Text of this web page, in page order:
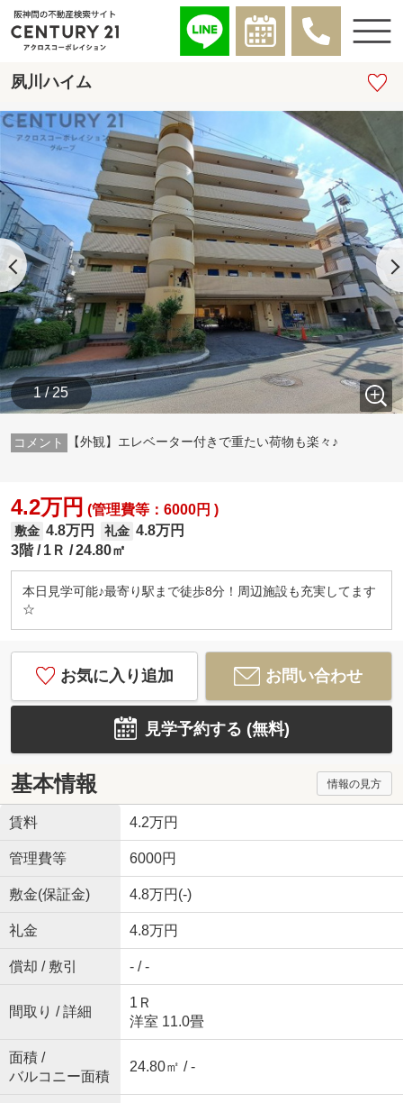
夙川ハイム
【外観】エレベーター付きで重たい荷物も楽々♪
1 / 25
4.2万円 (管理費等：6000円 )
敷金 4.8万円 礼金 4.8万円
3階
1Ｒ 24.80㎡
本日見学可能♪最寄り駅まで徒歩8分！周辺施設も充実してます
☆
お気に入り追加 お問い合わせ
見学予約する (無料)
基本情報 情報の見方
賃料 4.2万円
管理費等 6000円
敷金(保証金) 4.8万円(-)
礼金 4.8万円
償却 / 敷引 - / -
間取り / 詳細
1Ｒ
洋室 11.0畳
面積 /
バルコニー面積
24.80㎡ / -